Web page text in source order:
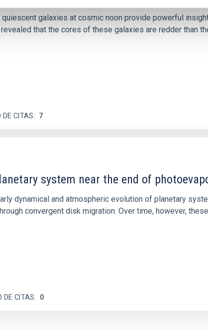
galaxies at cosmic noon provide powerful
that the cores of these galaxies are redder than
DE CITAS 7
system near the end of
dynamical and atmospheric evolution of planetary
convergent disk migration. Over time, however,
DE CITAS 0